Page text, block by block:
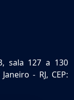
sala 127 a 130
- RJ, CEP: